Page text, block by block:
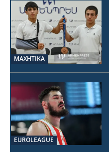
ΜΑΧΗΤΙΚΑ
EUROLEAGUE